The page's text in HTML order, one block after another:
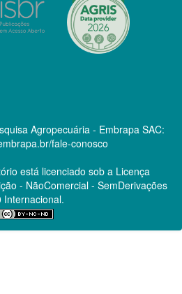
Agropecuária - Embrapa SAC:
fale-conosco
está licenciado sob a Licença
- NãoComercial - SemDerivações
Internacional.